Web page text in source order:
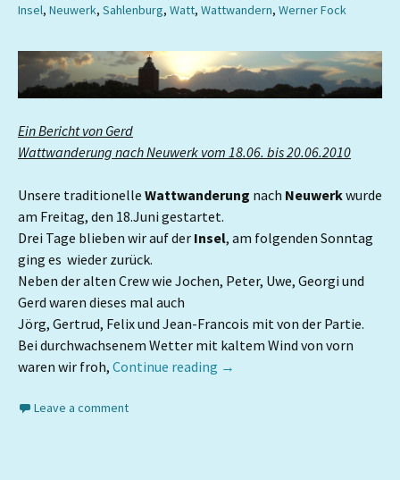
Insel, Neuwerk, Sahlenburg, Watt, Wattwandern, Werner Fock
Ein Bericht von Gerd
Wattwanderung nach Neuwerk vom 18.06. bis 20.06.2010
Unsere traditionelle Wattwanderung nach Neuwerkwurde
am Freitag, den 18.Juni gestartet.
Drei Tage blieben wir auf der Insel, am folgenden Sonntag
ging es wieder zurück.
Neben der alten Crew wie Jochen, Peter, Uwe, Georgi und
Gerd waren dieses mal auch
Jörg, Gertrud, Felix und Jean-Francois mit von der Partie.
Bei durchwachsenem Wetter mit kaltem Wind von vorn
waren wir froh, Continue reading →
Leave a comment